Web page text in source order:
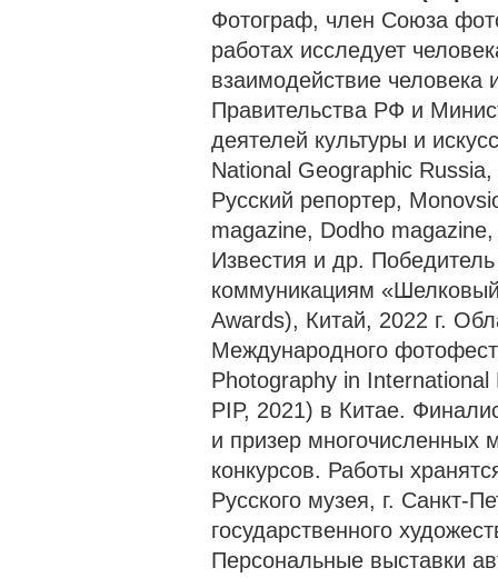
Фотограф, член Союза
работах исследует
взаимодействие
Правительства РФ и
деятелей культуры и
National Geographic
Русский репортер,
magazine, Dodho
Известия и др.
коммуникациям
Awards), Китай, 2022 г.
Международного
Photography in
PIP, 2021) в Китае.
и призер многочисленных
конкурсов. Работы
Русского музея, г. Санкт-
государственного
Персональные выставки